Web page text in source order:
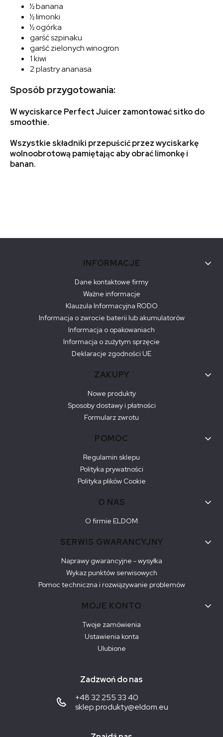
½ banana
½ limonki
½ ogórka
garść szpinaku
garść zielonych winogron
1 kiwi
2 plastry ananasa
Sposób przygotowania:
W wyciskarce Perfect Juicer zamontować sitko do
smoothie.
Wszystkie składniki przepuścić przez wyciskarkę
wolnoobrotową pamiętając aby obrać limonkę i
banan.
INFORMACJE
Dane kontaktowe firmy
Ważne informacje
Klauzula Informacyjna RODO
Informacja o zwrocie baterii lub akumulatorów
Informacja o opakowaniach
Informacja o zużytym sprzęcie
Deklaracje zgodności UE
ZAKUPY
Nowe produkty
Sposoby dostawy i płatności
Formularz zwrotu
POMOC
Regulamin sklepu
Polityka prywatności
Polityka plików Cookie
O NAS
O firmie ELDOM
SERWIS GWARANCYJNY
Naprawy gwarancyjne - wysyłka
Wykaz punktów serwisowych
Pomoc techniczna i rozwiązywanie problemów
MOJE KONTO
Twoje zamówienia
Ustawienia konta
Ulubione
Zadzwoń do nas
+48 32 255 33 40
sklep.produkty@eldom.eu